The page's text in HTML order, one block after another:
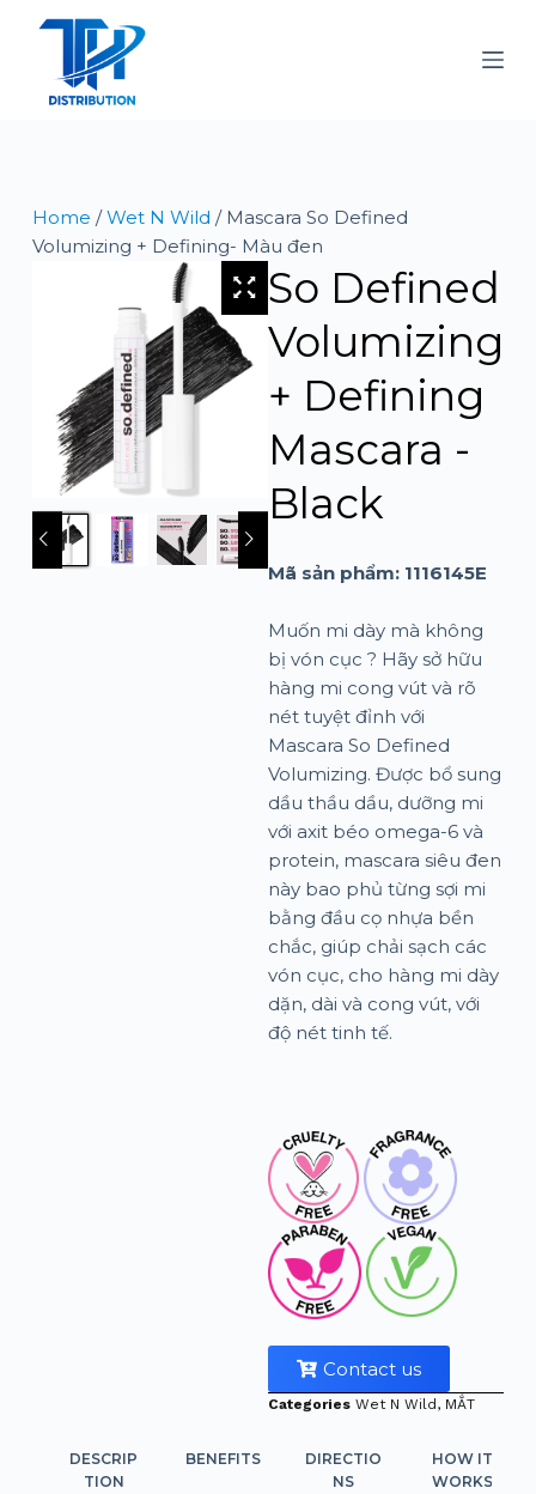
o
n
Home /Wet N Wild / Mascara So Defined
Volumizing + Defining- Màu đen
So Defined
Volumizing
+ Defining
Mascara -
Black
Mã sản phẩm: 1116145E
Muốn mi dày mà không
bị vón cục ? Hãy sở hữu
hàng mi cong vút và rõ
nét tuyệt đỉnh với
Mascara So Defined
Volumizing. Được bổ sung
dầu thầu dầu, dưỡng mi
với axit béo omega-6 và
protein, mascara siêu đen
này bao phủ từng sợi mi
bằng đầu cọ nhựa bền
chắc, giúp chải sạch các
vón cục, cho hàng mi dày
dặn, dài và cong vút, với
độ nét tinh tế.
Contact us
Categories Wet N Wild, MẮT
DESCRIP
TION
BENEFITS
DIRECTIO
NS
HOW IT
WORKS